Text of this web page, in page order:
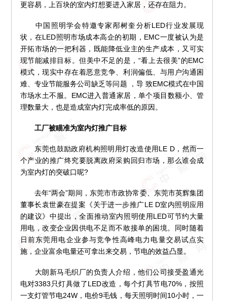
更容易，上百块的室内灯想要进入家居，还存在阻力。
中国照明学会特邀专家邴树奎分析LED行业发展现
状，在LED照明市场成本高企的初期，EMC一度被认为是
开拓市场的一把利器，既能降低业主的生产成本，又可实
现节能减排目标。但美中不足的是，“看上去很美”的EMC
模式，现实中存在着恶意竞争、利润偏低、与用户沟通困
难、专业节能服务公司缺乏等问题 ，导 致EMC模式在中国
市场水土不服。EMC进入普通家居，单个项目数额小、管
理数量大，也是造成室内灯完成率低的原因。
工厂被瞄准为室内灯推广目标
东莞也鼓励政府机构照明用灯改造使用LE D，然而一
个产业的推广终究要脱离政府采购回归市场，那么谁会成
为室内灯的突破口呢?
去年“两会”期间，东莞市市政协常委、东莞市英辉集团
董事长袁世豪在提案《关于进一步推广LE D室内照明应用
的建议》中提出，全面推动室内照明使用LED可节约大量
用电，改变企业因供电不足而不敢接单的困境。同时随着
日前东莞用电企业参与竞争性高峰电力电量交易试点实
施，企业富余电量还可拿出来交易，节电的效益凸显。
大朗新马毛织厂的负责人介绍，他们公司接受盈通光
电对3383只灯具做了LED改造，每个灯具节电70%，按照
一支灯管节电24W，电价9毛钱，每天照明时间10小时，一